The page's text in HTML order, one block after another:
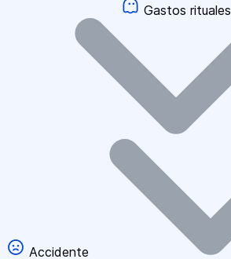
Gastos rituales
Accidente